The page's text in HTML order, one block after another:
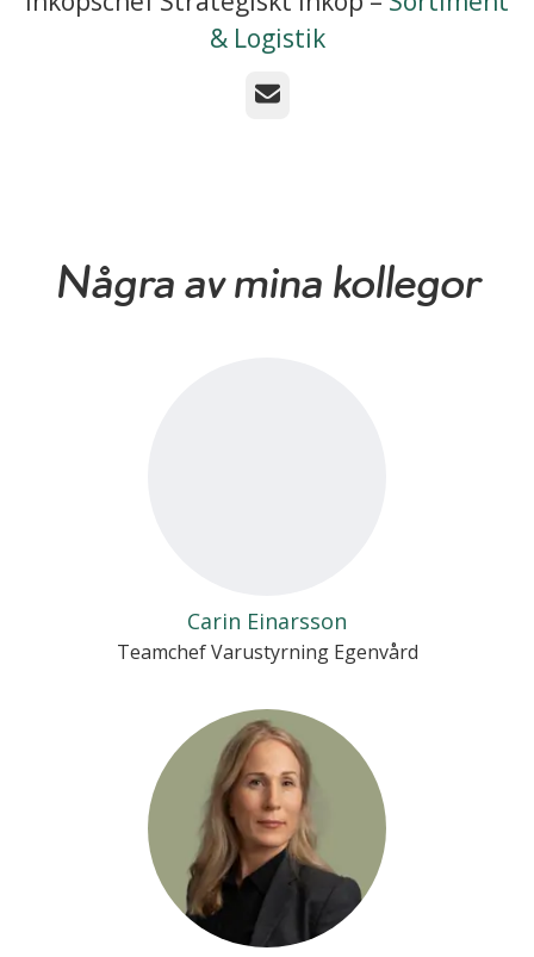
& Logistik
E-post
Några av mina kollegor
Carin Einarsson
Teamchef Varustyrning Egenvård